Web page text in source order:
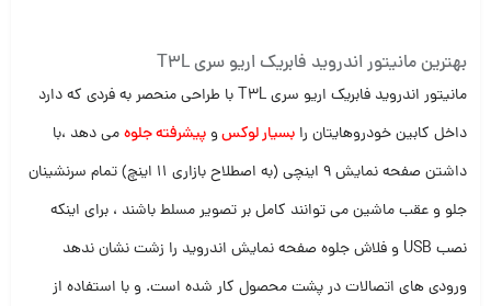
بهترین مانیتور اندروید فابریک اریو سری T3L
مانیتور اندروید فابریک اریو سری T3L با طراحی منحصر به فردی که دارد
داخل کابین خودروهایتان را بسیار لوکسو پیشرفته جلوهمی دهد ،با
داشتن صفحه نمایش 9 اینچی (به اصطلاح بازاری 11 اینچ) تمام سرنشینان
جلو و عقب ماشین می توانند کامل بر تصویر مسلط باشند ، برای اینکه
نصب USB و فلاش جلوه صفحه نمایش اندروید را زشت نشان ندهد
ورودی های اتصالات در پشت محصول کار شده است. و با استفاده از